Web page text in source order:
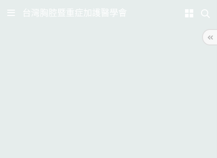
台灣胸腔暨重症加護醫學會